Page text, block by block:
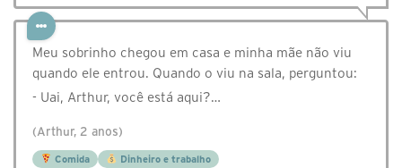
Meu sobrinho chegou em casa e minha mãe não viu
quando ele entrou. Quando o viu na sala, perguntou:
- Uai, Arthur, você está aqui?…
(Arthur, 2 anos)
Comida Dinheiro e trabalho